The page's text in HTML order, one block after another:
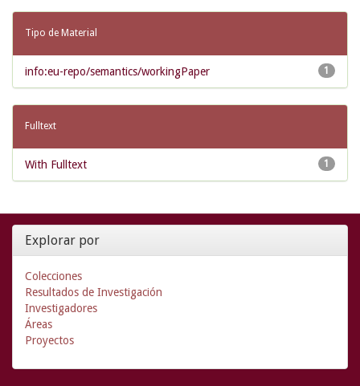
Tipo de Material
1
info:eu-repo/semantics/workingPaper
Fulltext
1
With Fulltext
Explorar por
Colecciones
Resultados de Investigación
Investigadores
Áreas
Proyectos